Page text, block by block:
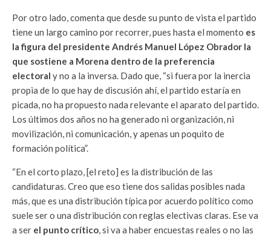
Por otro lado, comenta que desde su punto de vista el partido
tiene un largo camino por recorrer, pues hasta el momento es
la figura del presidente Andrés Manuel López Obrador la
que sostiene a Morena dentro de la preferencia
electoral y no a la inversa. Dado que, “si fuera por la inercia
propia de lo que hay de discusión ahí, el partido estaría en
picada, no ha propuesto nada relevante el aparato del partido.
Los últimos dos años no ha generado ni organización, ni
movilización, ni comunicación, y apenas un poquito de
formación política”.
“En el corto plazo, [el reto] es la distribución de las
candidaturas. Creo que eso tiene dos salidas posibles nada
más, que es una distribución típica por acuerdo político como
suele ser o una distribución con reglas electivas claras. Ese va
a ser el punto crítico, si va a haber encuestas reales o no las